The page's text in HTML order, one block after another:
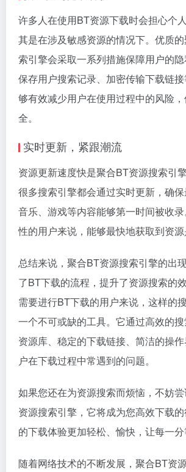
许多人在使用BT资源下载时会担心个
其是在涉及敏感资源的情况下。优质
索引擎会采取一系列措施保障用户的
保存用户搜索记录、加密传输下载链
够有效减少用户在使用过程中的风险
全。
实时更新，紧跟潮流
资源更新速度快是聚合BT资源搜索引擎
很多搜索引擎都会通过实时更新，确保
音乐、游戏等内容能够第一时间被收
性的用户来说，能够最快地获取到资源
总结来说，聚合BT资源搜索引擎的出
了BT下载的流程，提升了资源搜索的
需要进行BT下载的用户来说，这样的
一个不可或缺的工具。它通过高效的
资源库、稳定的下载链接、简洁的操
户在下载过程中常遇到的问题。
如果您还在为资源搜索而烦恼，不妨
资源搜索引擎，它将成为您高效下载
的下载体验更加轻松、愉快，让每一分
随着网络技术的不断发展，聚合BT资